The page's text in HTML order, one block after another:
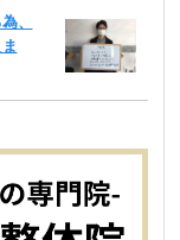
、